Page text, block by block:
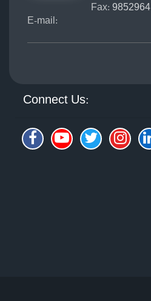
Fax: 9852964
E-mail:
Connect Us: